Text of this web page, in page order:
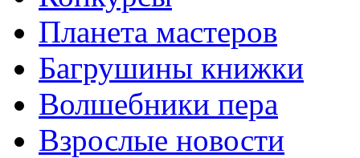
Планета мастеров
Багрушины книжки
Волшебники пера
Взрослые новости